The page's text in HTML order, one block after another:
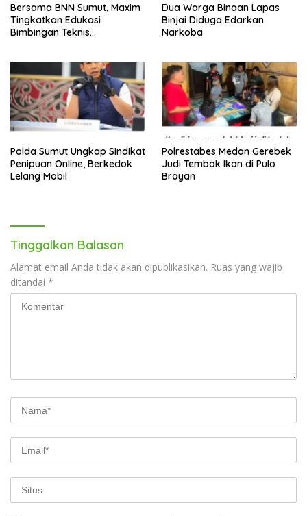
Bersama BNN Sumut, Maxim
Tingkatkan Edukasi
Bimbingan Teknis
Dua Warga Binaan Lapas
Binjai Diduga Edarkan
Narkoba
Polda Sumut Ungkap Sindikat
Penipuan Online, Berkedok
Lelang Mobil
Polrestabes Medan Gerebek
Judi Tembak Ikan di Pulo
Brayan
Tinggalkan Balasan
Alamat email Anda tidak akan dipublikasikan. Ruas yang wajib
ditandai *